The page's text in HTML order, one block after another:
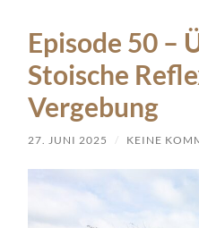
Episode 50 –
Stoische
Vergebung
27. JUNI 2025 / KEINE